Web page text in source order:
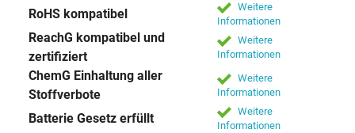
RoHS kompatibel
Weitere
Informationen
ReachG kompatibel und
zertifiziert
Weitere
Informationen
ChemG Einhaltung aller
Stoffverbote
Weitere
Informationen
Batterie Gesetz erfüllt
Weitere
Informationen